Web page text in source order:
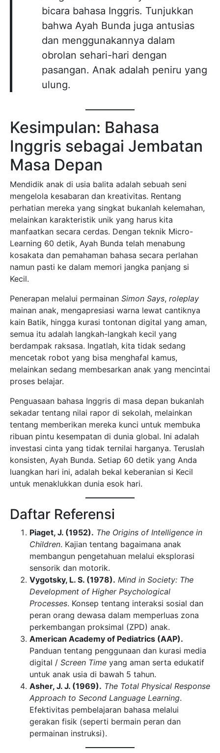
bicara bahasa Inggris. Tunjukkan
bahwa Ayah Bunda juga antusias
dan menggunakannya dalam
obrolan sehari-hari dengan
pasangan. Anak adalah peniru yang
ulung.
Kesimpulan: Bahasa
Inggris sebagai Jembatan
Masa Depan
Mendidik anak di usia balita adalah sebuah seni
mengelola kesabaran dan kreativitas. Rentang
perhatian mereka yang singkat bukanlah kelemahan,
melainkan karakteristik unik yang harus kita
manfaatkan secara cerdas. Dengan teknik Micro-
Learning 60 detik, Ayah Bunda telah menabung
kosakata dan pemahaman bahasa secara perlahan
namun pasti ke dalam memori jangka panjang si
Kecil.
Penerapan melalui permainan Simon Says, roleplay
mainan anak, mengapresiasi warna lewat cantiknya
kain Batik, hingga kurasi tontonan digital yang aman,
semua itu adalah langkah-langkah kecil yang
berdampak raksasa. Ingatlah, kita tidak sedang
mencetak robot yang bisa menghafal kamus,
melainkan sedang membesarkan anak yang mencintai
proses belajar.
Penguasaan bahasa Inggris di masa depan bukanlah
sekadar tentang nilai rapor di sekolah, melainkan
tentang memberikan mereka kunci untuk membuka
ribuan pintu kesempatan di dunia global. Ini adalah
investasi cinta yang tidak ternilai harganya. Teruslah
konsisten, Ayah Bunda. Setiap 60 detik yang Anda
luangkan hari ini, adalah bekal keberanian si Kecil
untuk menaklukkan dunia esok hari.
Daftar Referensi
Piaget, J. (1952). The Origins of Intelligence in
Children. Kajian tentang bagaimana anak
membangun pengetahuan melalui eksplorasi
sensorik dan motorik.
Vygotsky, L. S. (1978). Mind in Society: The
Development of Higher Psychological
Processes. Konsep tentang interaksi sosial dan
peran orang dewasa dalam memperluas zona
perkembangan proksimal (ZPD) anak.
American Academy of Pediatrics (AAP).
Panduan tentang penggunaan dan kurasi media
digital / Screen Time yang aman serta edukatif
untuk anak usia di bawah 5 tahun.
Asher, J. J. (1969). The Total Physical Response
Approach to Second Language Learning.
Efektivitas pembelajaran bahasa melalui
gerakan fisik (seperti bermain peran dan
permainan instruksi).